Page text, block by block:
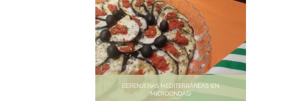
BERENJENAS MEDITERRÁNEAS (EN
MICROONDAS)